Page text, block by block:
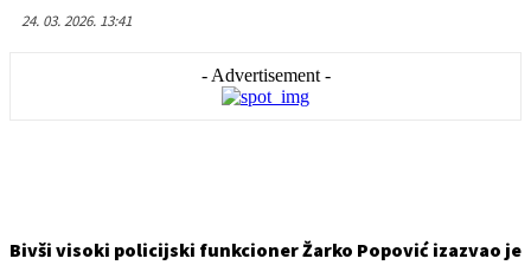
24. 03. 2026. 13:41
- Advertisement -
Bivši visoki policijski funkcioner Žarko Popović izazvao je